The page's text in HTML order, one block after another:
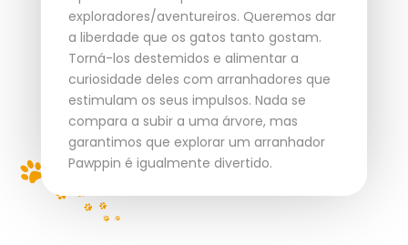
exploradores/aventureiros. Queremos dar
a liberdade que os gatos tanto gostam.
Torná-los destemidos e alimentar a
curiosidade deles com arranhadores que
estimulam os seus impulsos. Nada se
compara a subir a uma árvore, mas
garantimos que explorar um arranhador
Pawppin é igualmente divertido.